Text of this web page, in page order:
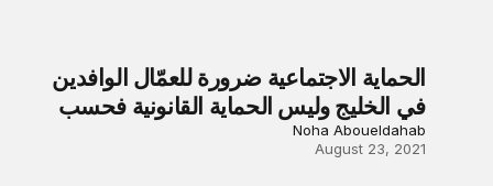
الحماية الاجتماعية ضرورة للعمّال الوافدين
في الخليج وليس الحماية القانونية فحسب
Noha Aboueldahab
August 23, 2021